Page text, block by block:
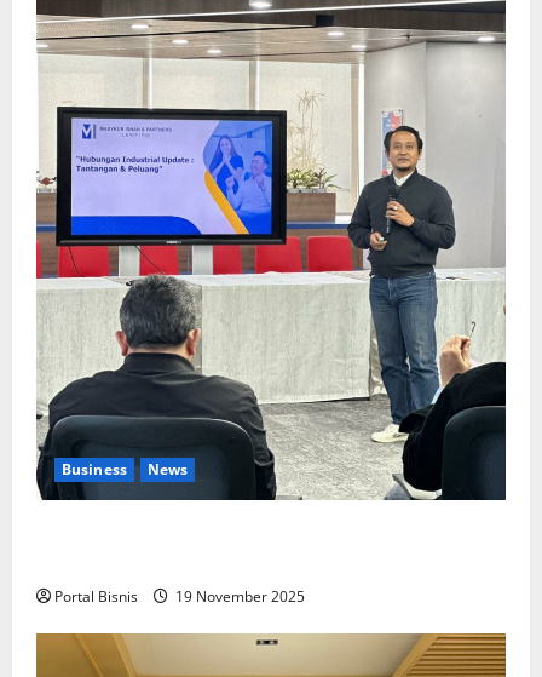
Business News
Portal Bisnis 19 November 2025